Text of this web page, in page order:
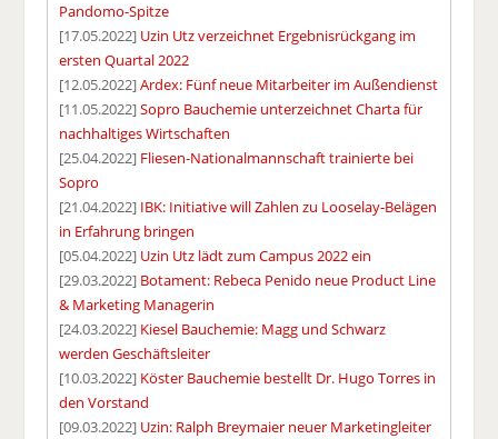
Pandomo-Spitze
[17.05.2022] Uzin Utz verzeichnet Ergebnisrückgang im
ersten Quartal 2022
[12.05.2022]Ardex: Fünf neue Mitarbeiter im Außendienst
[11.05.2022]Sopro Bauchemie unterzeichnet Charta für
nachhaltiges Wirtschaften
[25.04.2022] Fliesen-Nationalmannschaft trainierte bei
Sopro
[21.04.2022] IBK: Initiative will Zahlen zu Looselay-Belägen
in Erfahrung bringen
[05.04.2022] Uzin Utz lädt zum Campus 2022 ein
[29.03.2022] Botament: Rebeca Penido neue Product Line
& Marketing Managerin
[24.03.2022] Kiesel Bauchemie: Magg und Schwarz
werden Geschäftsleiter
[10.03.2022] Köster Bauchemie bestellt Dr. Hugo Torres in
den Vorstand
[09.03.2022] Uzin: Ralph Breymaier neuer Marketingleiter